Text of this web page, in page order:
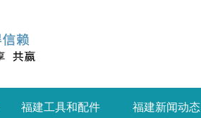
福建工具和配件 福建新闻动态